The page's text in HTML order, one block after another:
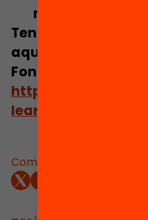
Comparteix:
metodologia
Teniu un resum
aquesta infografia.
Font:
http://
learning-in-